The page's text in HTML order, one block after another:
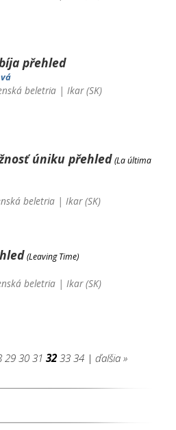
přehled
beletria |Ikar (SK)
úniku přehled (La última
beletria| Ikar (SK)
(Leaving Time)
beletria| Ikar (SK)
29 30 31 32 33 34| ďalšia »